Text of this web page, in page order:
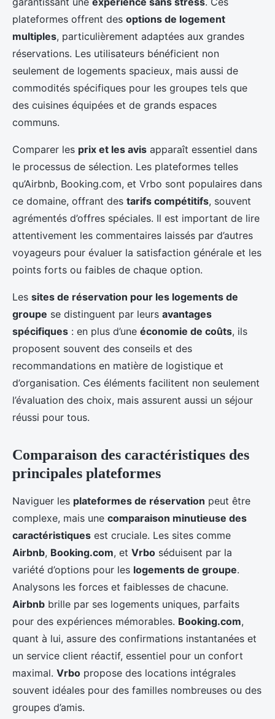
plateformes offrent des options de logement
multiples, particulièrement adaptées aux grandes
réservations. Les utilisateurs bénéficient non
seulement de logements spacieux, mais aussi de
commodités spécifiques pour les groupes tels que
des cuisines équipées et de grands espaces
communs.
Comparer les prix et les avis apparaît essentiel dans
le processus de sélection. Les plateformes telles
qu’Airbnb, Booking.com, et Vrbo sont populaires dans
ce domaine, offrant des tarifs compétitifs, souvent
agrémentés d’offres spéciales. Il est important de lire
attentivement les commentaires laissés par d’autres
voyageurs pour évaluer la satisfaction générale et les
points forts ou faibles de chaque option.
Les sites de réservation pour les logements de
groupe se distinguent par leurs avantages
spécifiques : en plus d’une économie de coûts, ils
proposent souvent des conseils et des
recommandations en matière de logistique et
d’organisation. Ces éléments facilitent non seulement
l’évaluation des choix, mais assurent aussi un séjour
réussi pour tous.
Comparaison des caractéristiques des
principales plateformes
Naviguer les plateformes de réservation peut être
complexe, mais une comparaison minutieuse des
caractéristiques est cruciale. Les sites comme
Airbnb, Booking.com, et Vrbo séduisent par la
variété d’options pour les logements de groupe.
Analysons les forces et faiblesses de chacune.
Airbnb brille par ses logements uniques, parfaits
pour des expériences mémorables. Booking.com,
quant à lui, assure des confirmations instantanées et
un service client réactif, essentiel pour un confort
maximal. Vrbo propose des locations intégrales
souvent idéales pour des familles nombreuses ou des
groupes d’amis.